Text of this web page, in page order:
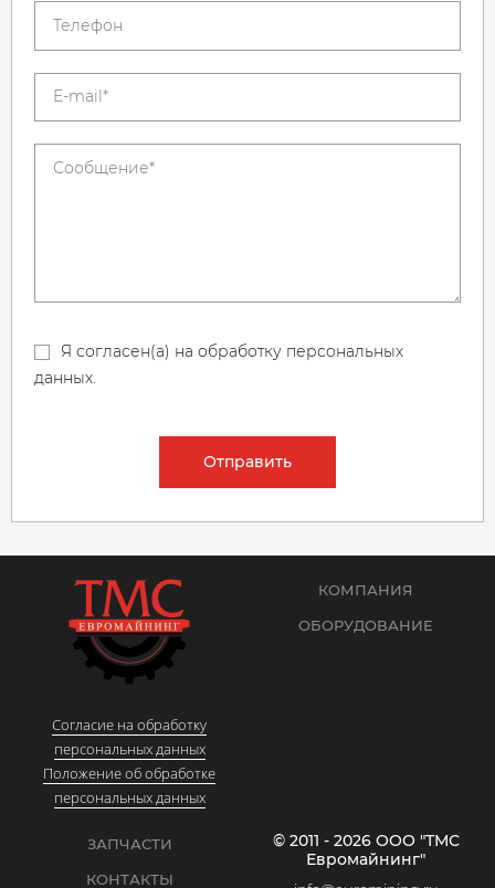
Я согласен(а) на обработку персональных
данных.
Отправить
Согласие на обработку
персональных данных
Положение об обработке
персональных данных
КОМПАНИЯ
ОБОРУДОВАНИЕ
ЗАПЧАСТИ
КОНТАКТЫ
© 2011 - 2026 ООО "ТМС
Евромайнинг"